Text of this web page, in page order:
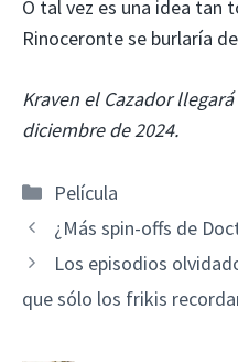
O tal vez es una idea tan
Rinoceronte se burlaría
Kraven el Cazador
diciembre de 2024.
Categorías
Película
¿Más spin-offs de
Los episodios
que sólo los frikis